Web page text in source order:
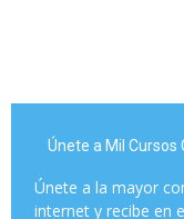
Únete a Mil Cursos
Únete a la mayor
internet y recibe en